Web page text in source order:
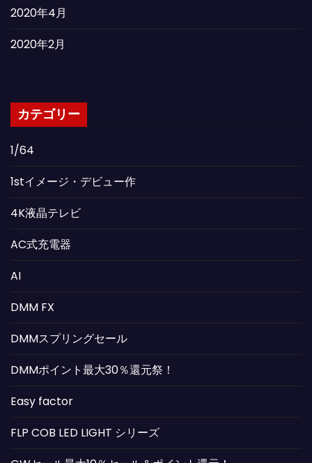
2020年4月
2020年2月
カテゴリー
1/64
1stイメージ・デビュー作
4K液晶テレビ
AC式充電器
AI
DMM FX
DMMスプリングセール
DMMポイント最大30％還元祭！
Easy factor
FLP COB LED LIGHT シリーズ